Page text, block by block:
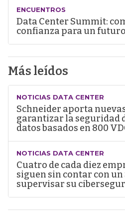
ENCUENTROS
Data Center Summit:
confianza para un
Más leídos
NOTICIAS DATA CENTER
Schneider aporta
garantizar la seguridad
datos basados en 800
NOTICIAS DATA CENTER
Cuatro de cada diez
siguen sin contar con un
supervisar su